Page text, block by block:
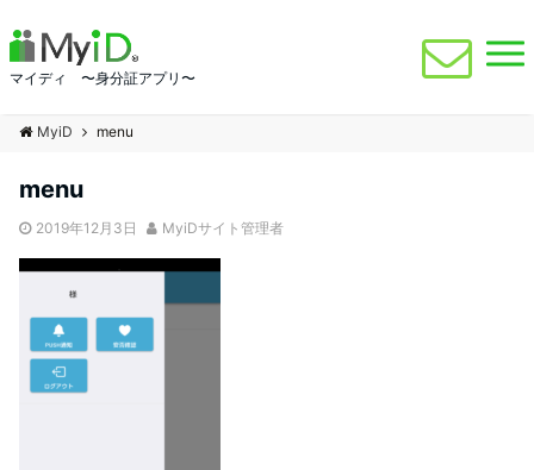
マイディ 〜身分証アプリ〜
MyiD menu
menu
2019年12月3日 MyiDサイト管理者